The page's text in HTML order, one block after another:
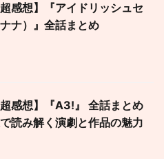
超感想】『アイドリッシュセ
ナ）』全話まとめ
超感想】『A3!』 全話まとめ
読み解く演劇と作品の魅力